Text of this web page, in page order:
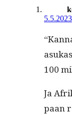
100
Ja
paan